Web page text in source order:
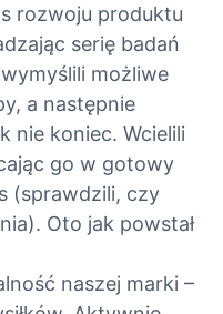
rozwoju produktu
serię badań
możliwe
a następnie
nie koniec. Wcielili
go w gotowy
(sprawdzili, czy
Oto jak powstał
naszej marki –